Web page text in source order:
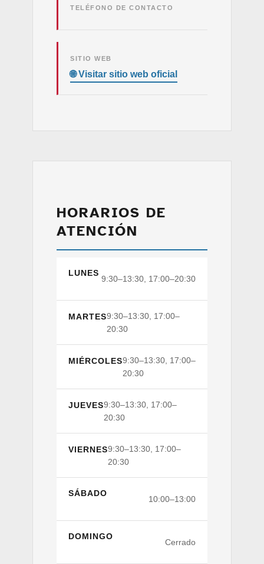
TELÉFONO DE CONTACTO
SITIO WEB
HORARIOS DE
ATENCIÓN
LUNES
9:30–13:30, 17:00–20:30
MARTES9:30–13:30, 17:00–
20:30
MIÉRCOLES9:30–13:30, 17:00–
20:30
JUEVES9:30–13:30, 17:00–
20:30
VIERNES9:30–13:30, 17:00–
20:30
SÁBADO
10:00–13:00
DOMINGO
Cerrado